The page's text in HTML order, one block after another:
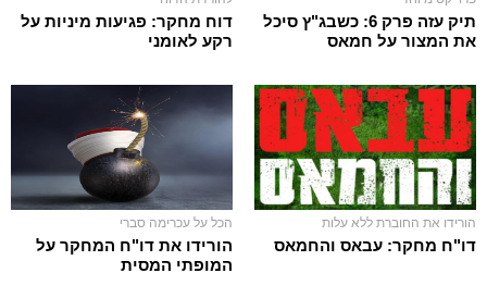
תיק עזה פרק 6: כשבג"ץ סיכל
את המצור על חמאס
דוח מחקר: פגיעות מיניות על
רקע לאומני
הורידו את החוברת ללא עלות
דו"ח מחקר: עבאס והחמאס
הכל על עכרימה סברי
הורידו את דו"ח המחקר על
המופתי המסית